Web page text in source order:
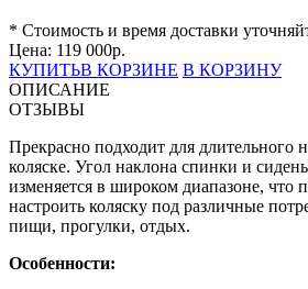
* Стоимость и время доставки
Цена: 119 000р.
КУПИТЬВ КОРЗИНЕ В КОРЗИНУ
ОПИСАНИЕ
ОТЗЫВЫ
Прекрасно подходит для длительного
коляске. Угол наклона спинки и
изменяется в широком диапазоне, что
настроить коляску под различные
пищи, прогулки, отдых.
Особенности: